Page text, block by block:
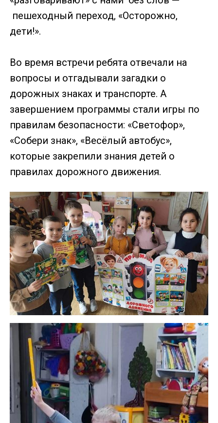
пешеходный переход, «Осторожно,
дети!».
Во время встречи ребята отвечали на
вопросы и отгадывали загадки о
дорожных знаках и транспорте. А
завершением программы стали игры по
правилам безопасности: «Светофор»,
«Собери знак», «Весёлый автобус»,
которые закрепили знания детей о
правилах дорожного движения.